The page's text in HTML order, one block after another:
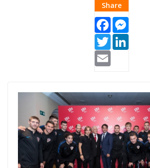
Share
Facebook
Twitter
zaklada
srce.jpg